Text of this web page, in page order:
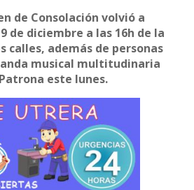
de Consolación volvió a
de diciembre a las 16h de la
calles, además de personas
musical multitudinaria
este lunes.